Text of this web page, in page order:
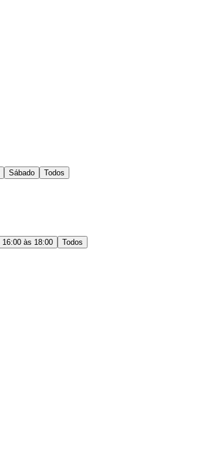
Sábado Todos
16:00 às 18:00
Todos